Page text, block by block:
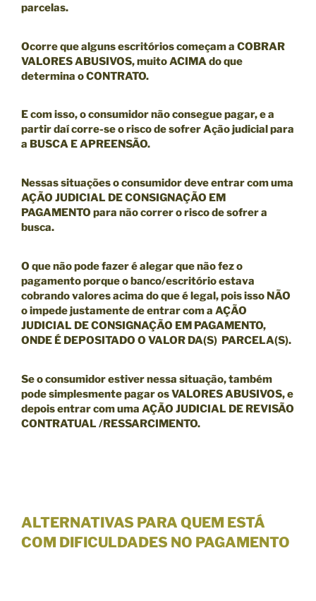
parcelas.
Ocorre que alguns escritórios começam a COBRAR
VALORES ABUSIVOS, muito ACIMA do que
determina o CONTRATO.
E com isso, o consumidor não consegue pagar, e a
partir daí corre-se o risco de sofrer Ação judicial para
a BUSCA E APREENSÃO.
Nessas situações o consumidor deve entrar com uma
AÇÃO JUDICIAL DE CONSIGNAÇÃO EM
PAGAMENTO para não correr o risco de sofrer a
busca.
O que não pode fazer é alegar que não fez o
pagamento porque o banco/escritório estava
cobrando valores acima do que é legal, pois isso NÃO
o impede justamente de entrar com a AÇÃO
JUDICIAL DE CONSIGNAÇÃO EM PAGAMENTO,
ONDE É DEPOSITADO O VALOR DA(S) PARCELA(S).
Se o consumidor estiver nessa situação, também
pode simplesmente pagar os VALORES ABUSIVOS, e
depois entrar com uma AÇÃO JUDICIAL DE REVISÃO
CONTRATUAL /RESSARCIMENTO.
ALTERNATIVAS PARA QUEM ESTÁ
COM DIFICULDADES NO PAGAMENTO